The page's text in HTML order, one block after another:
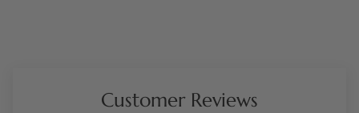
Customer Reviews